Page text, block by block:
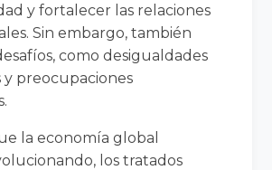
y fortalecer las relaciones
Sin embargo, también
como desigualdades
y preocupaciones
la economía global
los tratados